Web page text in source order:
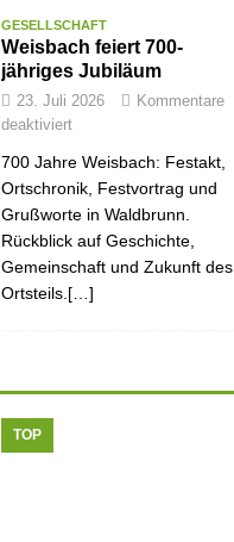
GESELLSCHAFT
Weisbach feiert 700-
jähriges Jubiläum
23. Juli 2026
Kommentare
deaktiviert
700 Jahre Weisbach: Festakt,
Ortschronik, Festvortrag und
Grußworte in Waldbrunn.
Rückblick auf Geschichte,
Gemeinschaft und Zukunft des
Ortsteils.[…]
TOP